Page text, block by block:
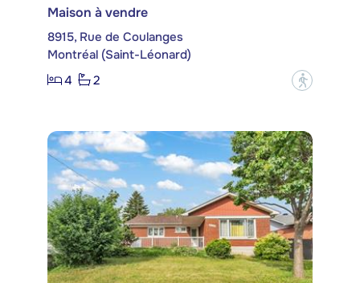
Maison à vendre
8915, Rue de Coulanges
Montréal (Saint-Léonard)
4
2 ?